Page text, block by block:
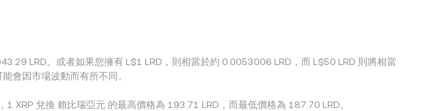
LRD。或者如果您擁有 L$1 LRD，則相當於約 0.0053006 LRD，而 L$50 LRD 則將相當
會因市場波動而有所不同。
XRP 兌換 賴比瑞亞元 的最高價格為 193.71 LRD，而最低價格為 187.70 LRD。